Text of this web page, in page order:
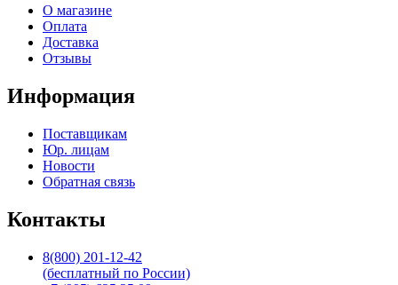
О магазине
Оплата
Доставка
Отзывы
Информация
Поставщикам
Юр. лицам
Новости
Обратная связь
Контакты
8(800) 201-12-42
(бесплатный по России)